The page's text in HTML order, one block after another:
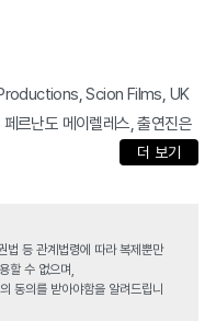
Scion Films, UK
르난도 메이렐레스, 출연진은
더 보기
법 등 관계법령에 따라 복제뿐만
할 수 없으며,
동의를 받아야함을 알려드립니